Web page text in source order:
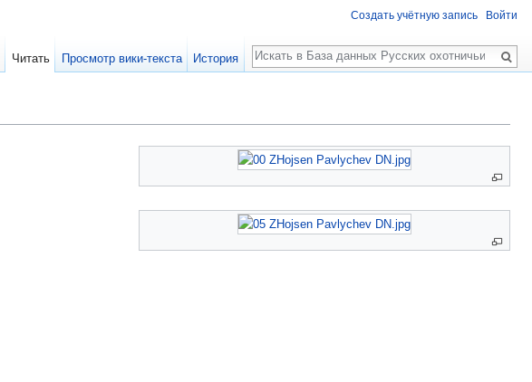
Создать учётную запись Войти
Читать Просмотр вики-текста История
Поиск